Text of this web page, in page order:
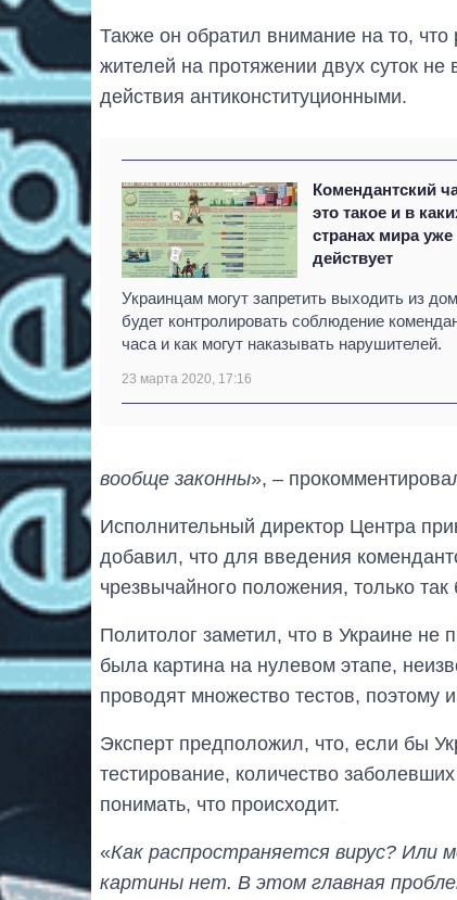
Также он обратил внимание на то,
жителей на протяжении двух суток
действия антиконституционными.
Комендантский
это такое и в
странах мира уже
действует
Украинцам могут запретить выходить из
будет контролировать соблюдение
часа и как могут наказывать нарушителей.
23 марта 2020, 17:16
вообще законны», –
Исполнительный директор Центра
добавил, что для введения
чрезвычайного положения, только
Политолог заметил, что в Украине не
была картина на нулевом этапе,
проводят множество тестов,
Эксперт предположил, что, если бы
тестирование, количество
понимать, что происходит.
«Как распространяется вирус?
картины нет. В этом главная